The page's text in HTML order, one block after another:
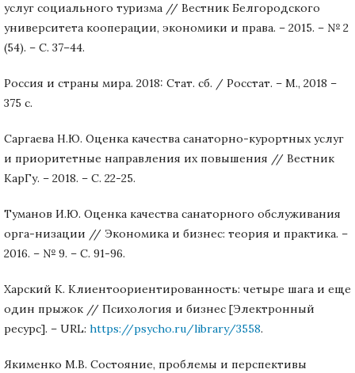
услуг социального туризма // Вестник Белгородского
университета кооперации, экономики и права. – 2015. – № 2
(54). – С. 37–44.
Россия и страны мира. 2018: Стат. сб. / Росстат. – M., 2018 –
375 с.
Саргаева Н.Ю. Оценка качества санаторно-курортных услуг
и приоритетные направления их повышения // Вестник
КарГу. – 2018. – С. 22-25.
Туманов И.Ю. Оценка качества санаторного обслуживания
орга-низации // Экономика и бизнес: теория и практика. –
2016. – № 9. – С. 91-96.
Харский К. Клиентоориентированность: четыре шага и еще
один прыжок // Психология и бизнес [Электронный
ресурс]. – URL: https://psycho.ru/library/3558.
Якименко М.В. Состояние, проблемы и перспективы